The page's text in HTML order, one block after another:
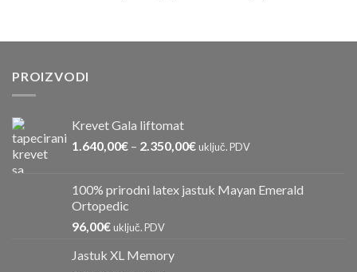
PROIZVODI
Krevet Gala liftomat
1.640,00€ – 2.350,00€ uključ. PDV
100% prirodni latex jastuk Mayan Emerald
Ortopedic
96,00€ uključ. PDV
Jastuk XL Memory